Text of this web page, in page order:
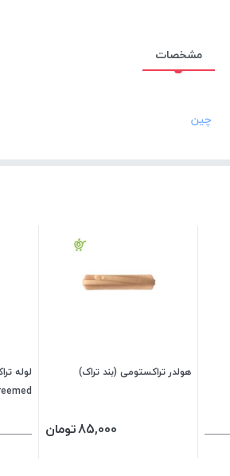
مشخصات
هولدر تراکستومی (بند تراک)
85,000تومان
لوله